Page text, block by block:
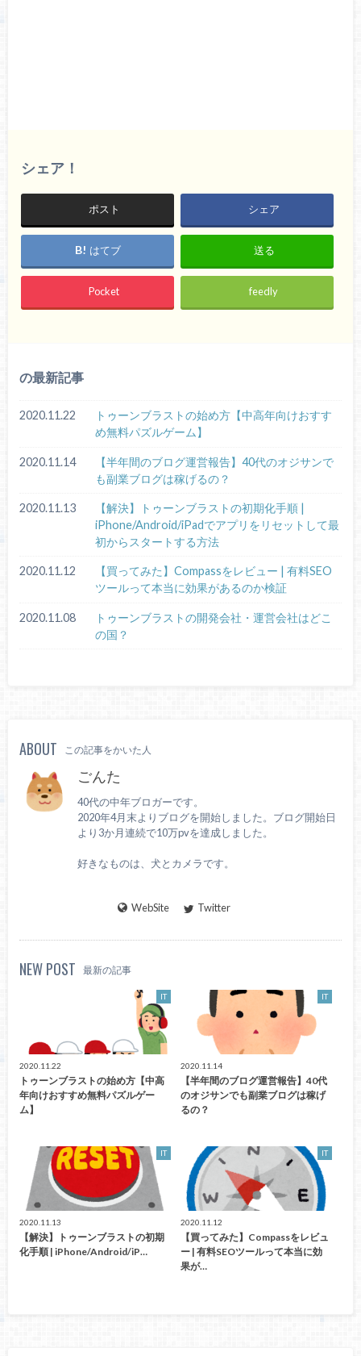
シェア！
ポスト シェア
はてブ 送る
Pocket feedly
の最新記事
2020.11.22
トゥーンブラストの始め方【中高年向けおすす
め無料パズルゲーム】
2020.11.14
【半年間のブログ運営報告】40代のオジサンで
も副業ブログは稼げるの？
2020.11.13
【解決】トゥーンブラストの初期化手順 |
iPhone/Android/iPadでアプリをリセットして最
初からスタートする方法
2020.11.12
【買ってみた】Compassをレビュー | 有料SEO
ツールって本当に効果があるのか検証
2020.11.08
トゥーンブラストの開発会社・運営会社はどこ
の国？
ABOUT この記事をかいた人
ごんた
40代の中年ブロガーです。
2020年4月末よりブログを開始しました。ブログ開始日
より3か月連続で10万pvを達成しました。
好きなものは、犬とカメラです。
WebSite Twitter
NEW POST 最新の記事
IT
2020.11.22
トゥーンブラストの始め方【中高
年向けおすすめ無料パズルゲー
ム】
IT
2020.11.14
【半年間のブログ運営報告】40代
のオジサンでも副業ブログは稼げ
るの？
IT
2020.11.13
【解決】トゥーンブラストの初期
化手順 | iPhone/Android/iP…
IT
2020.11.12
【買ってみた】Compassをレビュ
ー | 有料SEOツールって本当に効
果が…